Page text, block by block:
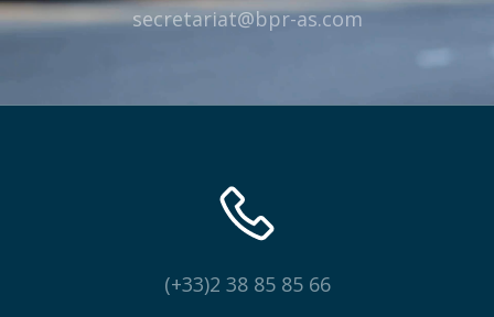
secretariat@bpr-as.com
(+33)2 38 85 85 66